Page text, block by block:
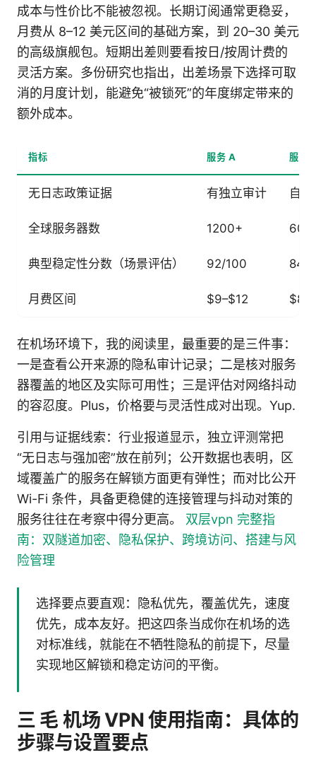
成本与性价比不能被忽视。长期订阅通常更稳妥，
月费从 8–12 美元区间的基础方案，到 20–30 美元
的高级旗舰包。短期出差则要看按日/按周计费的
灵活方案。多份研究也指出，出差场景下选择可取
消的月度计划，能避免“被锁死”的年度绑定带来的
额外成本。
指标 服务 A 服务
无日志政策证据 有独立审计 自
全球服务器数 1200+
典型稳定性分数（场景评估） 92/100 84/
月费区间 $9–$12
在机场环境下，我的阅读里，最重要的是三件事：
一是查看公开来源的隐私审计记录；二是核对服务
器覆盖的地区及实际可用性；三是评估对网络抖动
的容忍度。Plus，价格要与灵活性成对出现。Yup.
引用与证据线索：行业报道显示，独立评测常把
“无日志与强加密”放在前列；公开数据也表明，区
域覆盖广的服务在解锁方面更有弹性；而对比公开
Wi-Fi 条件，具备更稳健的连接管理与抖动对策的
服务往往在考察中得分更高。 双层vpn 完整指
南：双隧道加密、隐私保护、跨境访问、搭建与风
险管理
选择要点要直观：隐私优先，覆盖优先，速度
优先，成本友好。把这四条当成你在机场的选
对标准线，就能在不牺牲隐私的前提下，尽量
实现地区解锁和稳定访问的平衡。
三 毛 机场 VPN 使用指南：具体的
步骤与设置要点